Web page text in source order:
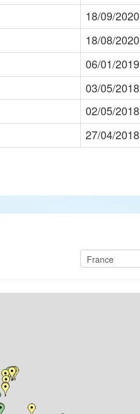
18/09/2020
18/08/2020
06/01/2019
03/05/2018
02/05/2018
27/04/2018